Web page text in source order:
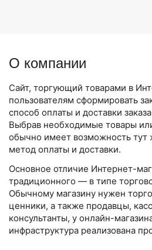
О компании
Сайт, торгующий товарами в
пользователям сформировать
способ оплаты и доставки
Выбрав необходимые товары
обычно имеет возможность тут
метод оплаты и доставки.
Основное отличие Интернет-
традиционного — в типе
Обычному магазину нужен
ценники, а также продавцы,
консультанты, у онлайн-
инфраструктура реализована